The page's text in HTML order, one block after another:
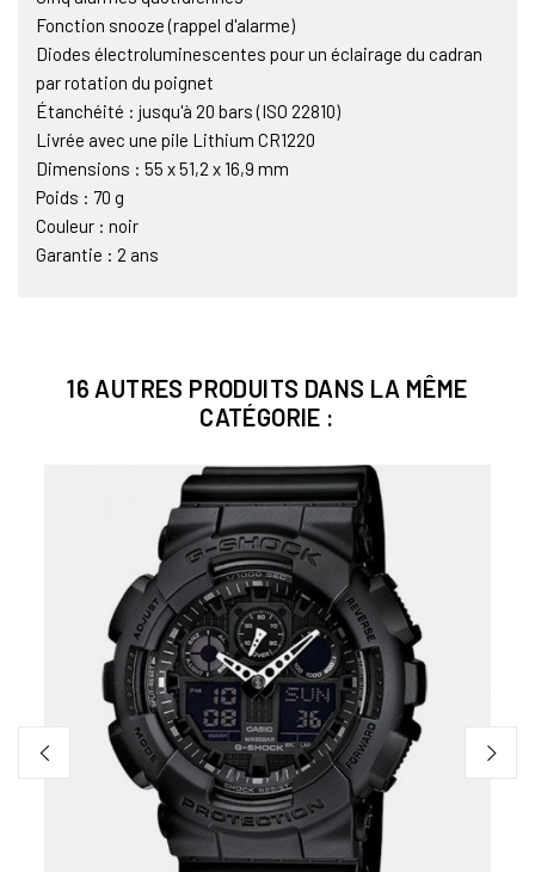
Fonction snooze (rappel d'alarme)
Diodes électroluminescentes pour un éclairage du cadran
par rotation du poignet
Étanchéité : jusqu'à 20 bars (ISO 22810)
Livrée avec une pile Lithium CR1220
Dimensions : 55 x 51,2 x 16,9 mm
Poids : 70 g
Couleur : noir
Garantie : 2 ans
16 AUTRES PRODUITS DANS LA MÊME
CATÉGORIE :